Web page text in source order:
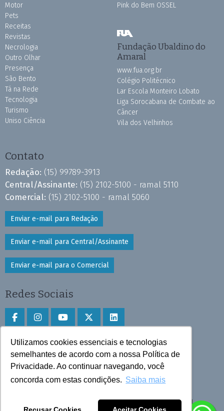
Utilizamos cookies essenciais e tecnologias
semelhantes de acordo com a nossa Política de
Privacidade. Ao continuar navegando, você
concorda com estas condições. Saiba mais
Motor
Pets
Receitas
Revistas
Necrologia
Outro Olhar
Presença
São Bento
Tá na Rede
Tecnologia
Turismo
Uniso Ciência
Pink do Bem OSSEL
Fundação Ubaldino do
Amaral
www.fua.org.br
Colégio Politécnico
Lar Escola Monteiro Lobato
Liga Sorocabana de Combate ao
Câncer
Vila dos Velhinhos
Contato
Redação: (15) 99789-3913
Central/Assinante: (15) 2102-5100 - ramal 5110
Comercial: (15) 2102-5100 - ramal 5060
Enviar e-mail para Redação
Enviar e-mail para Central/Assinante
Enviar e-mail para o Comercial
Redes Sociais
Faça download do aplicativo
Play Store e App Store
Todos os direitos reservados © 2025 Cruzeiro do Sul